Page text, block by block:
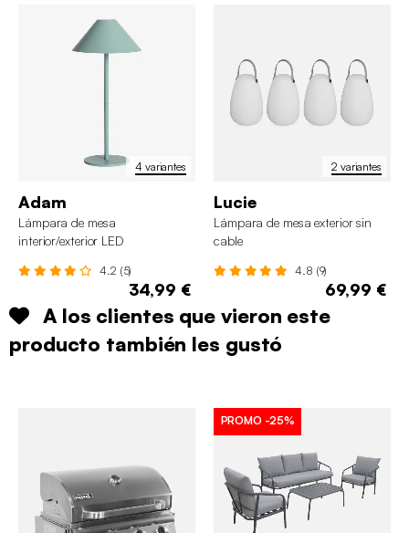
4 variantes
Adam
Lámpara de mesa
interior/exterior LED
4.2 (5)
34,99 €
2 variantes
Lucie
Lámpara de mesa exterior sin
cable
4.8 (9)
69,99 €
A los clientes que vieron este
producto también les gustó
PROMO -25%